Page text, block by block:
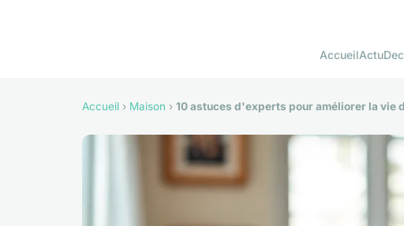
AccueilActu
Accueil › Maison › 10 astuces d'experts pour améliorer la vie